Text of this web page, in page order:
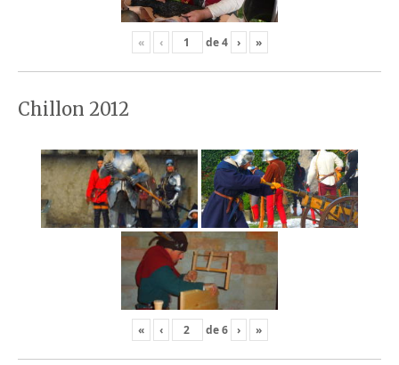
« ‹ de4 › »
Chillon 2012
« ‹ de6 › »